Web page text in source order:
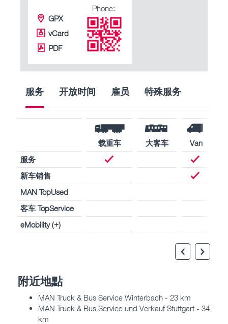
GPX
vCard
PDF
Phone:
服务 开放时间 雇员 特殊服务
载重车 大客车
Van
服务
新车销售
MAN TopUsed
客车 TopService
eMobility (+)
附近地點
MAN Truck & Bus Service Winterbach - 23 km
MAN Truck & Bus Service und Verkauf Stuttgart - 34
km